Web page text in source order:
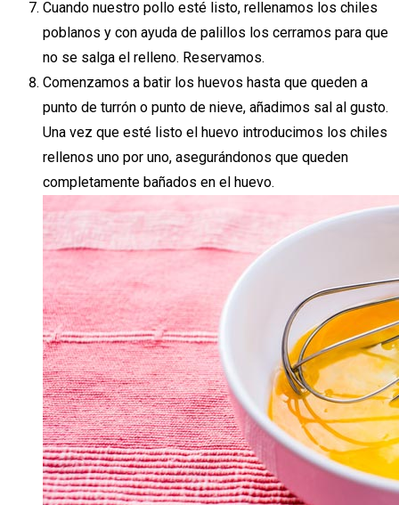
Cuando nuestro pollo esté listo, rellenamos los chiles
poblanos y con ayuda de palillos los cerramos para que
no se salga el relleno. Reservamos.
Comenzamos a batir los huevos hasta que queden a
punto de turrón o punto de nieve, añadimos sal al gusto.
Una vez que esté listo el huevo introducimos los chiles
rellenos uno por uno, asegurándonos que queden
completamente bañados en el huevo.